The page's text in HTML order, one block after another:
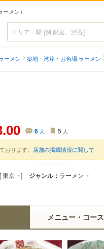
メン）
食べログ
ーメン 築地・湾岸・お台場 ラーメン
6 人 5 人
おります。 店舗の掲載情報に関して
[東京 ] ジャンル： ラーメン
メニュー・コース